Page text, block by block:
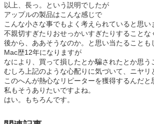
以上、長っ。という説明でしたが
アップルの製品はこんな感じで
こんな小さな事でもよく考えられていると思い
不親切すぎたりおせっかいすぎたりすることな
後から、ああそうなのか。と思い当たることも
Mac歴12年になりますが
なにより、買って損したとか騙されたとか思う
むしろ上記のような心配りに気づいて、ニヤリ
このへんが熱心なリピーターを獲得するんだと
私もそうありたいですよね。
はい。もちろんです。